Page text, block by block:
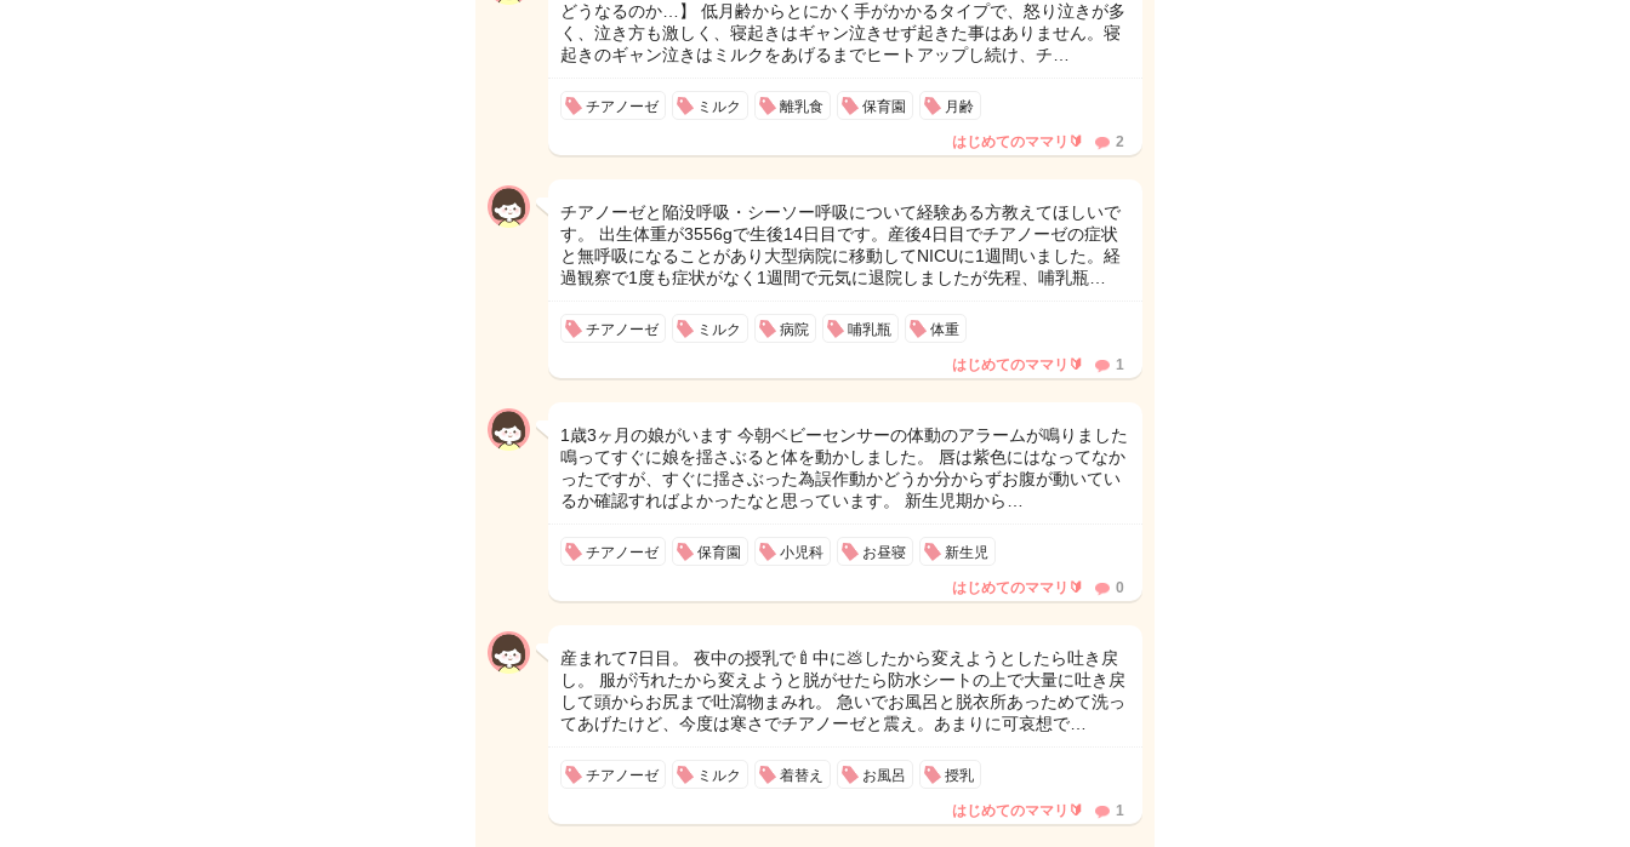
どうなるのか…】 低月齢からとにかく手がかかるタイプで、怒り泣きが多
く、泣き方も激しく、寝起きはギャン泣きせず起きた事はありません。寝
起きのギャン泣きはミルクをあげるまでヒートアップし続け、チ…
チアノーゼ ミルク 離乳食 保育園 月齢
はじめてのママリ🔰 2
チアノーゼと陥没呼吸・シーソー呼吸について経験ある方教えてほしいで
す。 出生体重が3556gで生後14日目です。産後4日目でチアノーゼの症状
と無呼吸になることがあり大型病院に移動してNICUに1週間いました。経
過観察で1度も症状がなく1週間で元気に退院しましたが先程、哺乳瓶…
チアノーゼ ミルク 病院 哺乳瓶 体重
はじめてのママリ🔰 1
1歳3ヶ月の娘がいます 今朝ベビーセンサーの体動のアラームが鳴りました
鳴ってすぐに娘を揺さぶると体を動かしました。 唇は紫色にはなってなか
ったですが、すぐに揺さぶった為誤作動かどうか分からずお腹が動いてい
るか確認すればよかったなと思っています。 新生児期から…
チアノーゼ 保育園 小児科 お昼寝 新生児
はじめてのママリ🔰 0
産まれて7日目。 夜中の授乳で🍼中に💩したから変えようとしたら吐き戻
し。 服が汚れたから変えようと脱がせたら防水シートの上で大量に吐き戻
して頭からお尻まで吐瀉物まみれ。 急いでお風呂と脱衣所あっためて洗っ
てあげたけど、今度は寒さでチアノーゼと震え。あまりに可哀想で…
チアノーゼ ミルク 着替え お風呂 授乳
はじめてのママリ🔰 1